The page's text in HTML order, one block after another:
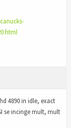
4890 in idle, exact
se incinge mult, mult